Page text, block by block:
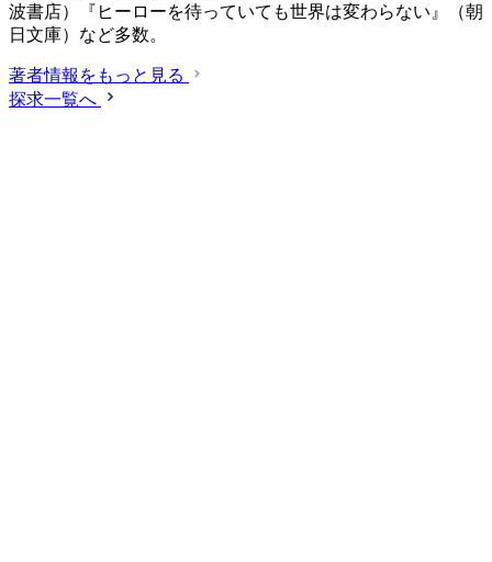
波書店）『ヒーローを待っていても世界は変わらない』（朝
日文庫）など多数。
著者情報をもっと見る
探求一覧へ